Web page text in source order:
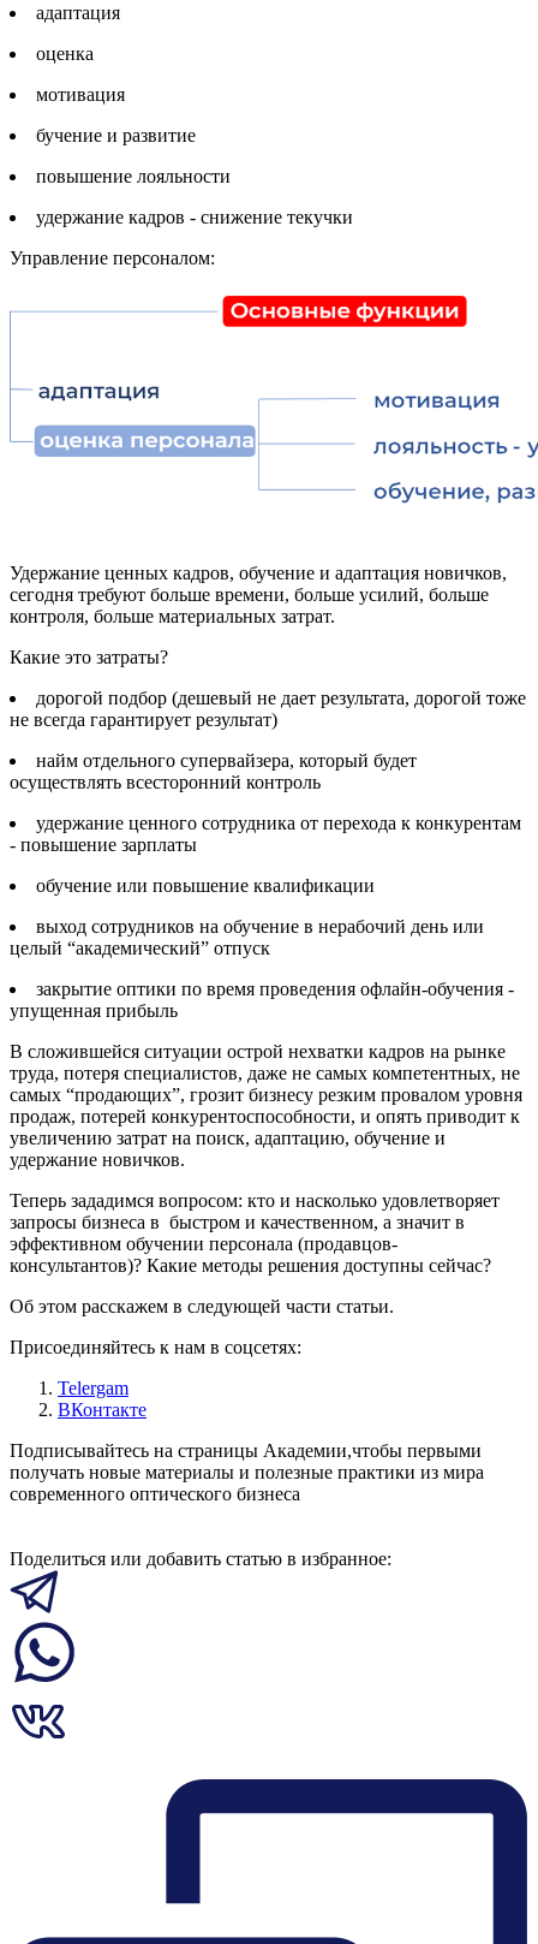
адаптация
оценка
мотивация
бучение и развитие
повышение лояльности
удержание кадров - снижение текучки
Управление персоналом:
Удержание ценных кадров, обучение и адаптация новичков,
сегодня требуют больше времени, больше усилий, больше
контроля, больше материальных затрат.
Какие это затраты?
дорогой подбор (дешевый не дает результата, дорогой тоже
не всегда гарантирует результат)
найм отдельного супервайзера, который будет
осуществлять всесторонний контроль
удержание ценного сотрудника от перехода к конкурентам
- повышение зарплаты
обучение или повышение квалификации
выход сотрудников на обучение в нерабочий день или
целый “академический” отпуск
закрытие оптики по время проведения офлайн-обучения -
упущенная прибыль
В сложившейся ситуации острой нехватки кадров на рынке
труда, потеря специалистов, даже не самых компетентных, не
самых “продающих”, грозит бизнесу резким провалом уровня
продаж, потерей конкурентоспособности, и опять приводит к
увеличению затрат на поиск, адаптацию, обучение и
удержание новичков.
Теперь зададимся вопросом: кто и насколько удовлетворяет
запросы бизнеса в быстром и качественном, а значит в
эффективном обучении персонала (продавцов-
консультантов)? Какие методы решения доступны сейчас?
Об этом расскажем в следующей части статьи.
Присоединяйтесь к нам в соцсетях:
Telergam
ВКонтакте
Подписывайтесь на страницы Академии,чтобы первыми
получать новые материалы и полезные практики из мира
современного оптического бизнеса
Поделиться или добавить статью в избранное: